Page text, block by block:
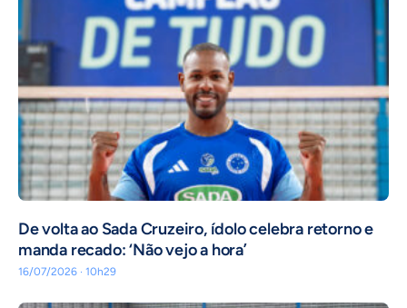
De volta ao Sada Cruzeiro, ídolo celebra retorno e
manda recado: ‘Não vejo a hora’
16/07/2026 · 10h29